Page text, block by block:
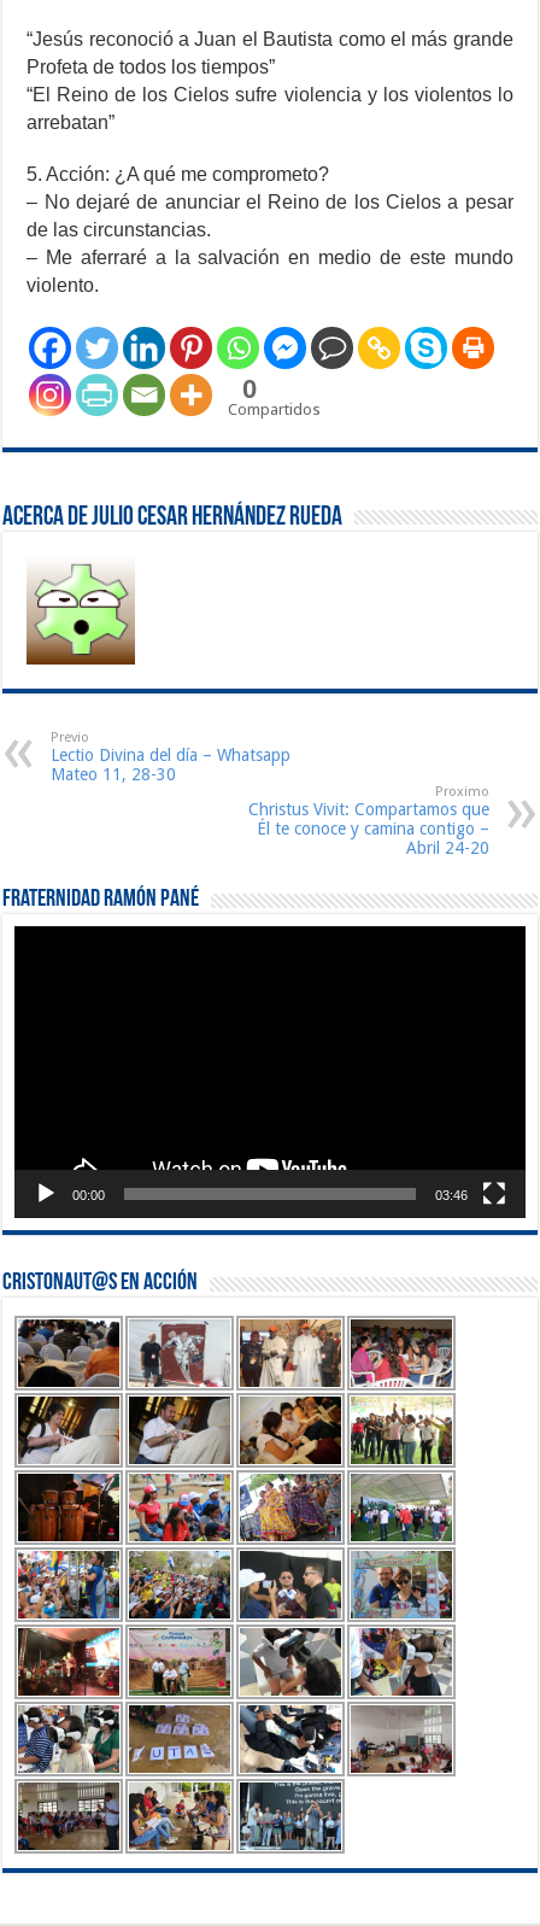
“Jesús reconoció a Juan el Bautista como el más grande
Profeta de todos los tiempos”
“El Reino de los Cielos sufre violencia y los violentos lo
arrebatan”
5. Acción: ¿A qué me comprometo?
– No dejaré de anunciar el Reino de los Cielos a pesar
de las circunstancias.
– Me aferraré a la salvación en medio de este mundo
violento.
0
Compartidos
Acerca de Julio Cesar Hernández Rueda
Previo
Lectio Divina del día – Whatsapp
Mateo 11, 28-30
Proximo
Christus Vivit: Compartamos que
Él te conoce y camina contigo –
Abril 24-20
Fraternidad Ramón Pané
00:00 03:46
Cristonaut@s en Acción